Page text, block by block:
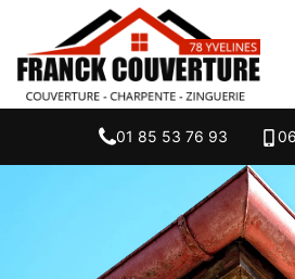
01 85 53 76 93